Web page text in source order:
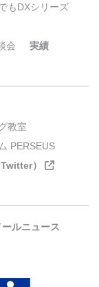
もDXシリーズ
会
実績
教室
PERSEUS
）
ルニュース